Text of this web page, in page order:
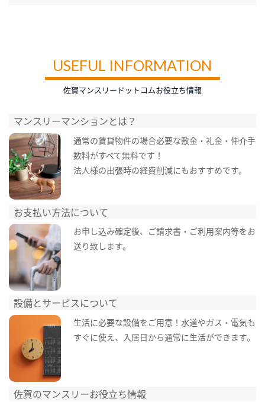
USEFUL INFORMATION
佐賀マンスリードットコムお役立ち情報
マンスリーマンションとは？
通常の賃貸物件の場合必要な敷金・礼金・仲介手
数料がすべて無料です！
法人様の出張時の経費削減にもおすすめです。
お支払い方法について
お申し込み確定後、ご請求書・ご利用案内等をお
送り致します。
設備とサービスについて
生活に必要な設備をご用意！水道やガス・電気も
すぐに使え、入居日から通常に生活ができます。
佐賀のマンスリーお役立ち情報